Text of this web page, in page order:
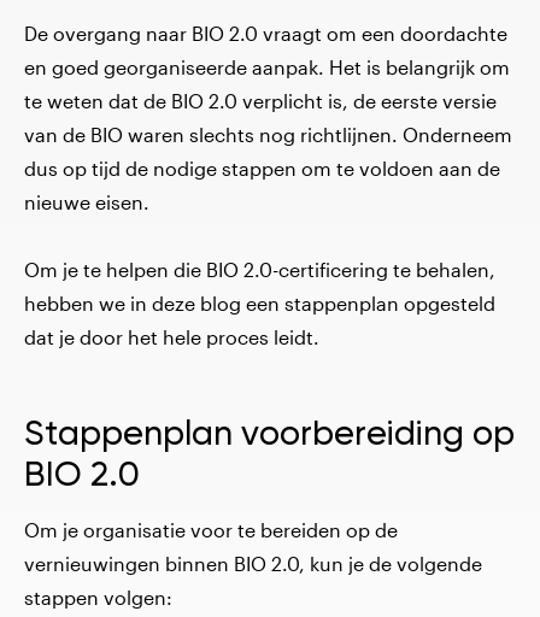
De overgang naar BIO 2.0 vraagt om een doordachte
en goed georganiseerde aanpak. Het is belangrijk om
te weten dat de BIO 2.0 verplicht is, de eerste versie
van de BIO waren slechts nog richtlijnen. Onderneem
dus op tijd de nodige stappen om te voldoen aan de
nieuwe eisen.
Om je te helpen die BIO 2.0-certificering te behalen,
hebben we in deze blog een stappenplan opgesteld
dat je door het hele proces leidt.
Stappenplan voorbereiding op
BIO 2.0
Om je organisatie voor te bereiden op de
vernieuwingen binnen BIO 2.0, kun je de volgende
stappen volgen: